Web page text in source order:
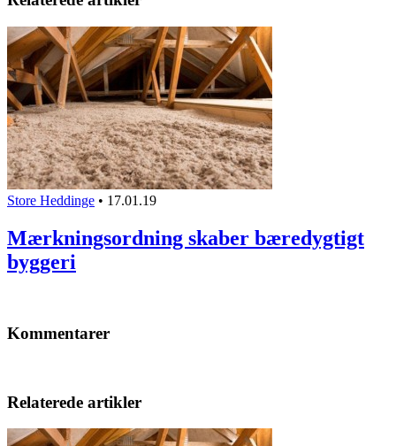
Store Heddinge • 17.01.19
Mærkningsordning skaber bæredygtigt
byggeri
Kommentarer
Relaterede artikler